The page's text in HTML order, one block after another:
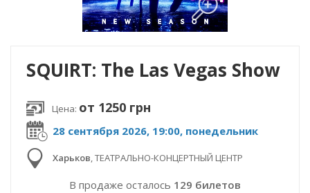
SQUIRT: The Las Vegas Show
28 сентября 2026, 19:00, понедельник
Харьков,ТЕАТРАЛЬНО-КОНЦЕРТНЫЙ ЦЕНТР
В продаже осталось 129 билетов
Цена: от 1250 грн